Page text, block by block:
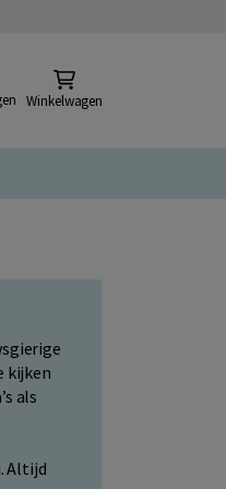
Winkelwagen
kijken
als
Altijd